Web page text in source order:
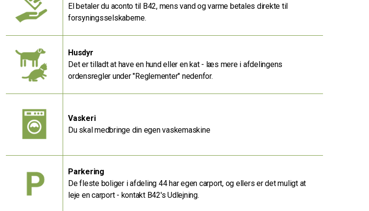
El betaler du aconto til B42, mens vand og varme betales direkte til
forsyningsselskaberne.
Husdyr
Det er tilladt at have en hund eller en kat - læs mere i afdelingens
ordensregler under "Reglementer" nedenfor.
Vaskeri
Du skal medbringe din egen vaskemaskine
Parkering
De fleste boliger i afdeling 44 har egen carport, og ellers er det muligt at
leje en carport - kontakt B42's Udlejning.